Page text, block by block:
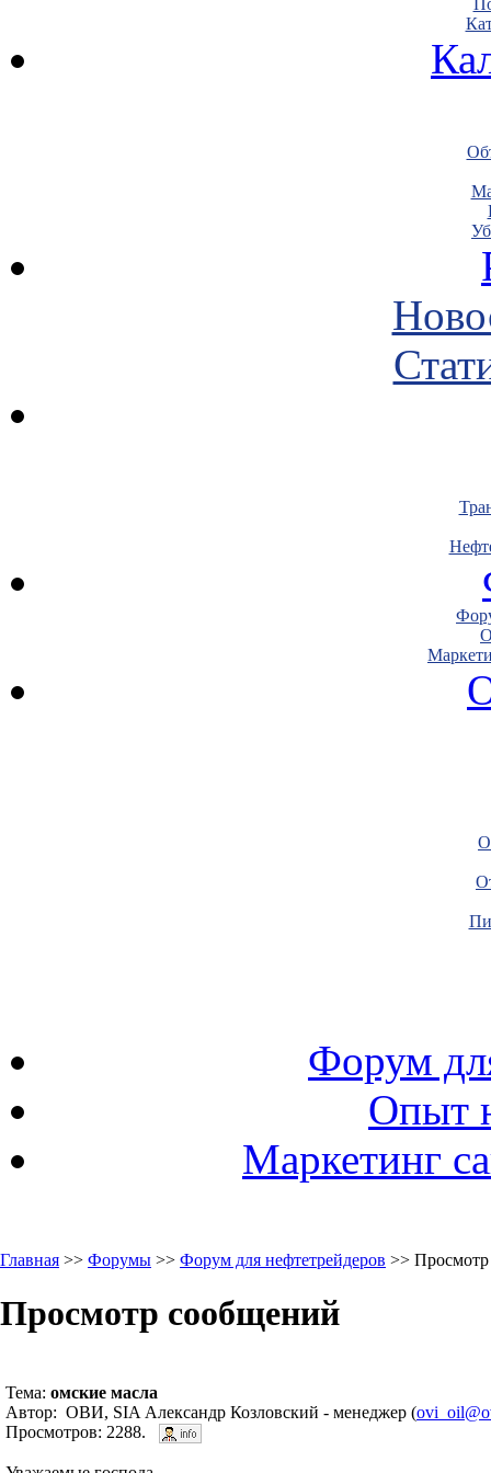
Форум
Опыт
Маркетинг
Главная >> Форумы >> Форум для нефтетрейдеров >>
Просмотр сообщений
Тема: омские масла
Автор: ОВИ, SIA Александр Козловский - менеджер (
Просмотров: 2288.